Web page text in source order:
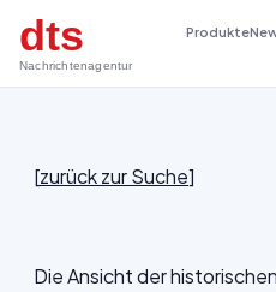
dts
Nachrichtenagentur
Produkte
[zurück zur Suche]
Die Ansicht der